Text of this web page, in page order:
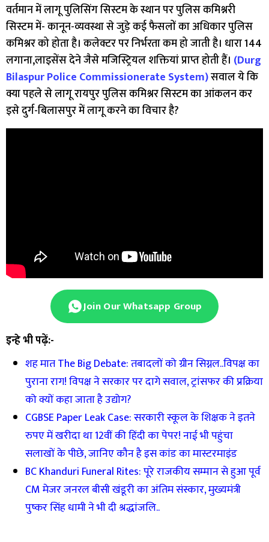
वर्तमान में लागू पुलिसिंग सिस्टम के स्थान पर पुलिस कमिश्नरी
सिस्टम में- कानून-व्यवस्था से जुड़े कई फैसलों का अधिकार पुलिस
कमिश्नर को होता है। कलेक्टर पर निर्भरता कम हो जाती है। धारा 144
लगाना,लाइसेंस देने जैसे मजिस्ट्रियल शक्तियां प्राप्त होती हैं। (Durg
Bilaspur Police Commissionerate System)सवाल ये कि
क्या पहले से लागू रायपुर पुलिस कमिश्नर सिस्टम का आंकलन कर
इसे दुर्ग-बिलासपुर में लागू करने का विचार है?
Join Our Whatsapp Group
इन्हे भी पढ़ें:-
शह मात The Big Debate: तबादलों को ग्रीन सिग्नल..विपक्ष का
पुराना राग! विपक्ष ने सरकार पर दागे सवाल, ट्रांसफर की प्रक्रिया
को क्यों कहा जाता है उद्योग?
CGBSE Paper Leak Case: सरकारी स्कूल के शिक्षक ने इतने
रुपए में खरीदा था 12वीं की हिंदी का पेपर! नाई भी पहुंचा
सलाखों के पीछे, जानिए कौन है इस कांड का मास्टरमाइंड
BC Khanduri Funeral Rites: पूरे राजकीय सम्मान से हुआ पूर्व
CM मेजर जनरल बीसी खंडूरी का अंतिम संस्कार, मुख्यमंत्री
पुष्कर सिंह धामी ने भी दी श्रद्धांजलि..